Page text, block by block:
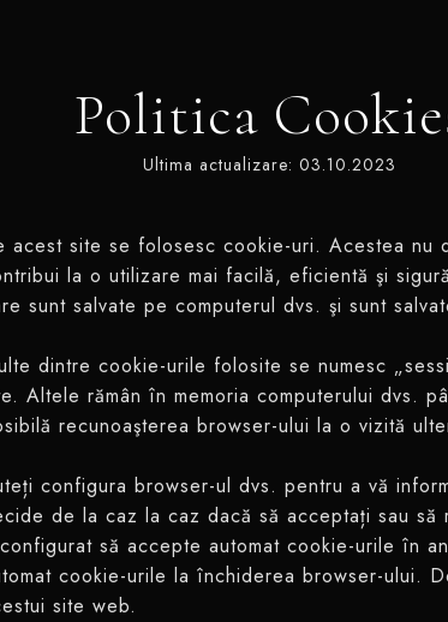
Politica
Ultima actualizare: 03.10.2023
acest site se folosesc cookie-uri. Acestea nu
la o utilizare mai facilă, eficientă şi
sunt salvate pe computerul dvs. şi sunt
dintre cookie-urile folosite se numesc
Altele rămân în memoria computerului dvs.
recunoaşterea browser-ului la o vizită
configura browser-ul dvs. pentru a vă
de la caz la caz dacă să acceptați sau
să accepte automat cookie-urile în
cookie-urile la închiderea browser-ului.
site web.